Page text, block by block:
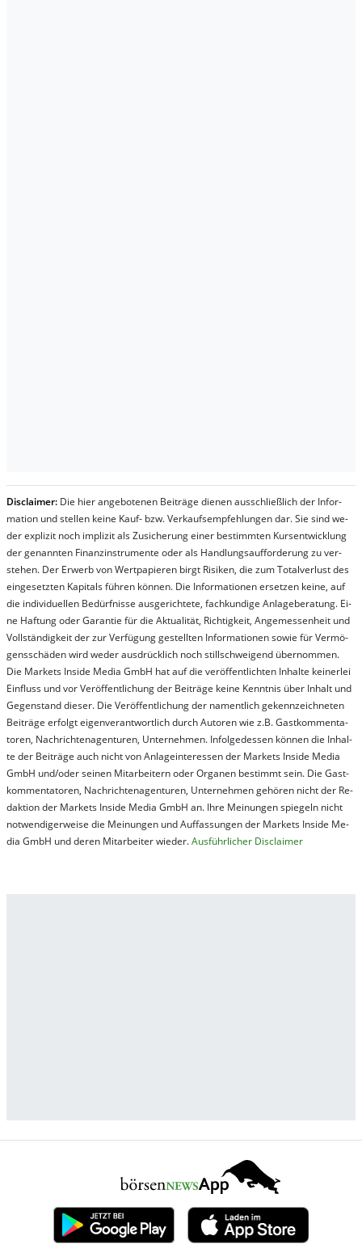
Dis­clai­mer: Die hier an­ge­bo­te­nen Bei­trä­ge die­nen aus­schließ­lich der In­for­
ma­t­ion und stel­len kei­ne Kauf- bzw. Ver­kaufs­em­pfeh­lung­en dar. Sie sind we­
der ex­pli­zit noch im­pli­zit als Zu­sich­er­ung ei­ner be­stim­mt­en Kurs­ent­wick­lung
der ge­nan­nt­en Fi­nanz­in­stru­men­te oder als Handl­ungs­auf­for­der­ung zu ver­
steh­en. Der Er­werb von Wert­pa­pier­en birgt Ri­si­ken, die zum To­tal­ver­lust des
ein­ge­setz­ten Ka­pi­tals füh­ren kön­nen. Die In­for­ma­tion­en er­setz­en kei­ne, auf
die in­di­vi­du­el­len Be­dür­fnis­se aus­ge­rich­te­te, fach­kun­di­ge An­la­ge­be­ra­tung. Ei­
ne Haf­tung oder Ga­ran­tie für die Ak­tu­ali­tät, Rich­tig­keit, An­ge­mes­sen­heit und
Vol­lständ­ig­keit der zur Ver­fü­gung ge­stel­lt­en In­for­ma­tion­en so­wie für Ver­mö­
gens­schä­den wird we­der aus­drück­lich noch stil­lschwei­gend über­nom­men.
Die Mar­kets In­side Me­dia GmbH hat auf die ver­öf­fent­lich­ten In­hal­te kei­ner­lei
Ein­fluss und vor Ver­öf­fent­lich­ung der Bei­trä­ge kei­ne Ken­nt­nis über In­halt und
Ge­gen­stand die­ser. Die Ver­öf­fent­lich­ung der na­ment­lich ge­kenn­zeich­net­en
Bei­trä­ge er­folgt ei­gen­ver­ant­wort­lich durch Au­tor­en wie z.B. Gast­kom­men­ta­
tor­en, Nach­richt­en­ag­en­tur­en, Un­ter­neh­men. In­fol­ge­des­sen kön­nen die In­hal­
te der Bei­trä­ge auch nicht von An­la­ge­in­te­res­sen der Mar­kets In­side Me­dia
GmbH und/oder sei­nen Mit­ar­bei­tern oder Or­ga­nen be­stim­mt sein. Die Gast­
kom­men­ta­tor­en, Nach­rich­ten­ag­en­tur­en, Un­ter­neh­men ge­hör­en nicht der Re­
dak­tion der Mar­kets In­side Me­dia GmbH an. Ihre Mei­nung­en spie­geln nicht
not­wen­di­ger­wei­se die Mei­nung­en und Auf­fas­sung­en der Mar­kets In­side Me­
dia GmbH und de­ren Mit­ar­bei­ter wie­der.Aus­führ­lich­er Dis­clai­mer